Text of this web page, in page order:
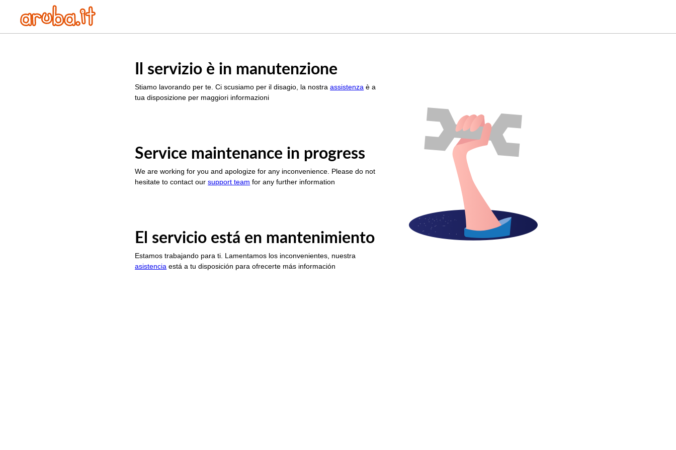
Il servizio è in manutenzione
Stiamo lavorando per te. Ci scusiamo per il disagio, la nostraassistenza è a
tua disposizione per maggiori informazioni
Service maintenance in progress
We are working for you and apologize for any inconvenience. Please do not
hesitate to contact oursupport team for any further information
El servicio está en mantenimiento
Estamos trabajando para ti. Lamentamos los inconvenientes, nuestra
asistencia está a tu disposición para ofrecerte más información